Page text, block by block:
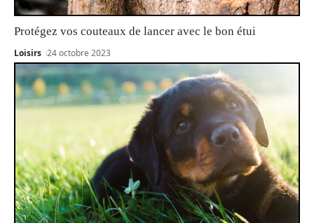
Protégez vos couteaux de lancer avec le bon étui
Loisirs 24 octobre 2023